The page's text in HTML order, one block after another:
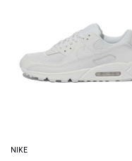
NIKE